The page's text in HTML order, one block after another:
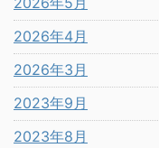
2026年4月
2026年3月
2023年9月
2023年8月